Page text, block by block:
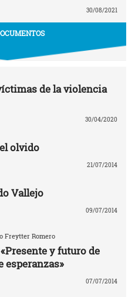
30/08/2021
de la violencia
30/04/2020
olvido
21/07/2014
Vallejo
09/07/2014
Freytter Romero
y futuro de
esperanzas»
07/07/2014